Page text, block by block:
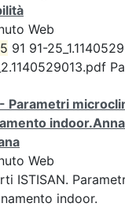
Web
91 91-
- Parametri
Web
ISTISAN.
indoor.